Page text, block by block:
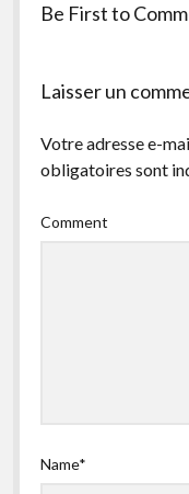
facebookinstagram
Be First to
Laisser un
Votre adresse e-
obligatoires sont
Comment
Name*